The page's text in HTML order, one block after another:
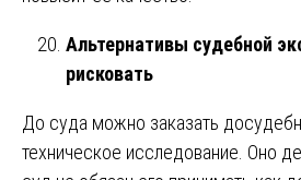
Альтернативы судебной
рисковать
До суда можно заказать
техническое исследование. Оно